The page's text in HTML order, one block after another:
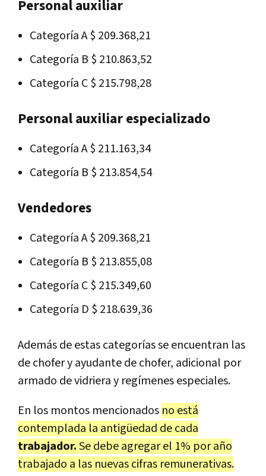
Personal auxiliar
Categoría A $ 209.368,21
Categoría B $ 210.863,52
Categoría C $ 215.798,28
Personal auxiliar especializado
Categoría A $ 211.163,34
Categoría B $ 213.854,54
Vendedores
Categoría A $ 209.368,21
Categoría B $ 213.855,08
Categoría C $ 215.349,60
Categoría D $ 218.639,36
Además de estas categorías se encuentran las
de chofer y ayudante de chofer, adicional por
armado de vidriera y regímenes especiales.
En los montos mencionados no está
contemplada la antigüedad de cada
trabajador.Se debe agregar el 1% por año
trabajado a las nuevas cifras remunerativas.